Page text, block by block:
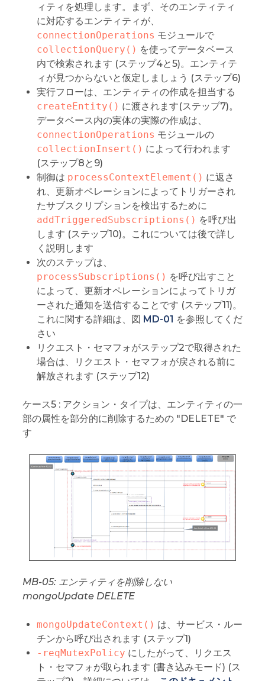
ィティを処理します。まず、そのエンティティ
に対応するエンティティが、
connectionOperations モジュールで
collectionQuery() を使ってデータベース
内で検索されます (ステップ4と5)。エンティテ
ィが見つからないと仮定しましょう (ステップ6)
実行フローは、エンティティの作成を担当する
createEntity() に渡されます(ステップ7)。
データベース内の実体の実際の作成は、
connectionOperations モジュールの
collectionInsert() によって行われます
(ステップ8と9)
制御は processContextElement() に返さ
れ、更新オペレーションによってトリガーされ
たサブスクリプションを検出するために
addTriggeredSubscriptions() を呼び出
します (ステップ10)。これについては後で詳し
く説明します
次のステップは、
processSubscriptions() を呼び出すこと
によって、更新オペレーションによってトリガ
ーされた通知を送信することです (ステップ11)。
これに関する詳細は、図 MD-01 を参照してくだ
さい
リクエスト・セマフォがステップ2で取得された
場合は、リクエスト・セマフォが戻される前に
解放されます (ステップ12)
ケース5 : アクション・タイプは、エンティティの一
部の属性を部分的に削除するための "DELETE" で
す
MB-05: エンティティを削除しない
mongoUpdate DELETE
mongoUpdateContext() は、サービス・ルー
チンから呼び出されます (ステップ1)
-reqMutexPolicy にしたがって、リクエス
ト・セマフォが取られます (書き込みモード) (ス